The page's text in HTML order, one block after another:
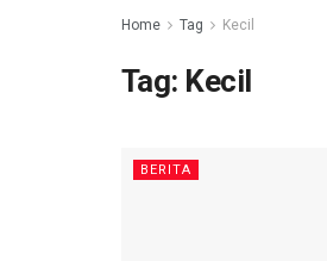
Home Tag Kecil
Tag: Kecil
BERITA